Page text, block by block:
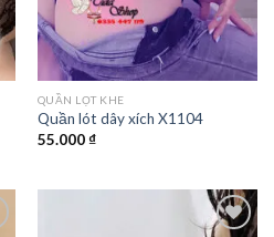
QUẦN LỌT KHE
Quần lót dây xích X1104
55.000₫